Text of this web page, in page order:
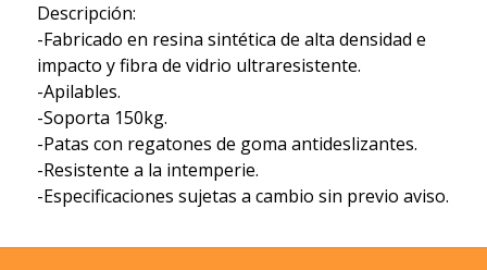
Descripción:
-Fabricado en resina sintética de alta densidad e
impacto y fibra de vidrio ultraresistente.
-Apilables.
-Soporta 150kg.
-Patas con regatones de goma antideslizantes.
-Resistente a la intemperie.
-Especificaciones sujetas a cambio sin previo aviso.